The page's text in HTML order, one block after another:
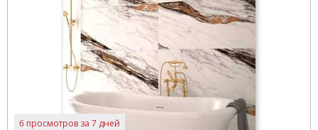
6 просмотров за 7 дней